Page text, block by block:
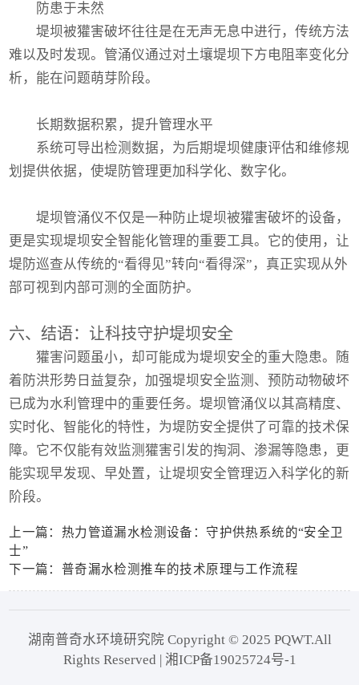
防患于未然
堤坝被獾害破坏往往是在无声无息中进行，传统方法
难以及时发现。管涌仪通过对土壤堤坝下方电阻率变化分
析，能在问题萌芽阶段。
长期数据积累，提升管理水平
系统可导出检测数据，为后期堤坝健康评估和维修规
划提供依据，使堤防管理更加科学化、数字化。
堤坝管涌仪不仅是一种防止堤坝被獾害破坏的设备，
更是实现堤坝安全智能化管理的重要工具。它的使用，让
堤防巡查从传统的“看得见”转向“看得深”，真正实现从外
部可视到内部可测的全面防护。
六、结语：让科技守护堤坝安全
獾害问题虽小，却可能成为堤坝安全的重大隐患。随
着防洪形势日益复杂，加强堤坝安全监测、预防动物破坏
已成为水利管理中的重要任务。堤坝管涌仪 以其高精度、
实时化、智能化的特性，为堤防安全提供了可靠的技术保
障。它不仅能有效监测獾害引发的掏洞、渗漏等隐患，更
能实现早发现、早处置，让堤坝安全管理迈入科学化的新
阶段。
上一篇：热力管道漏水检测设备：守护供热系统的“安全卫
士”
下一篇：普奇漏水检测推车的技术原理与工作流程
湖南普奇水环境研究院 Copyright © 2025 PQWT.All
Rights Reserved | 湘ICP备19025724号-1